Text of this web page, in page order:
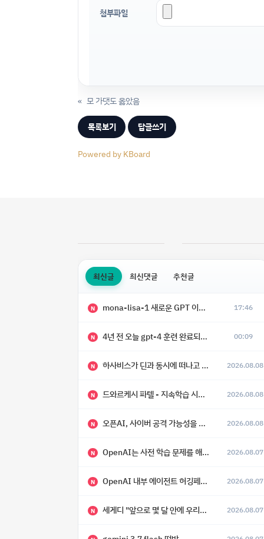
첨부파일
« 모 가댓도 옳았음
목록보기 답글쓰기
Powered by KBoard
최신글 최신댓글 추천글
N mona-lisa-1 새로운 GPT 이미지 모델 등장 17:46
N 4년 전 오늘 gpt-4 훈련 완료되었다고 함 00:09
N 하사비스가 딘과 동시에 떠나고 싶어 했다 2026.08.08
N 드와르케시 파텔 - 지속학습 시대에 대한 8가지 예측 2026.08.08
N 오픈AI, 사이버 공격 가능성을 이유로 아스트라 모델 출시 연기 2026.08.08
N OpenAI는 사전 학습 문제를 해결했으며, 'Doug'라는 코드명을 가진 훨씬 더 큰 모델을 활발히 개발 중 2026.08.07
N OpenAI 내부 에이전트 허깅페이스 해킹 사건 정리 2026.08.07
N 세게디 "앞으로 몇 달 안에 우리는 전복적 AI, 적대적 AI 둘 다 보게 될 것" 2026.08.07